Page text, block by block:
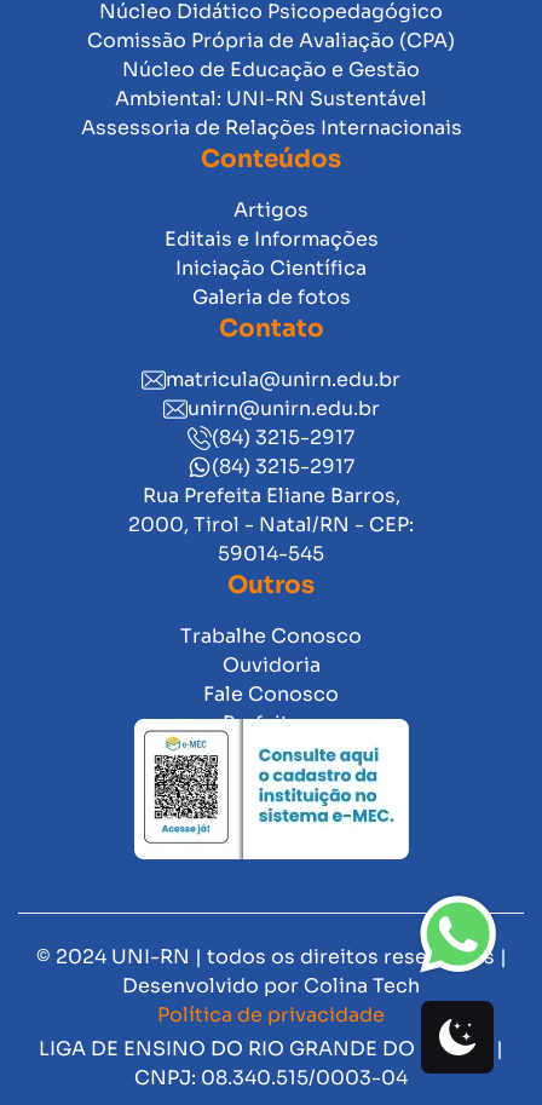
Núcleo Didático Psicopedagógico
Comissão Própria de Avaliação (CPA)
Núcleo de Educação e Gestão
Ambiental: UNI-RN Sustentável
Assessoria de Relações Internacionais
Conteúdos
Artigos
Editais e Informações
Iniciação Científica
Galeria de fotos
Contato
matricula@unirn.edu.br
unirn@unirn.edu.br
(84) 3215-2917
(84) 3215-2917
Rua Prefeita Eliane Barros,
2000, Tirol - Natal/RN - CEP:
59014-545
Outros
Trabalhe Conosco
Ouvidoria
Fale Conosco
Prefeitura
© 2024 UNI-RN | todos os direitos reservados |
Desenvolvido por Colina Tech
Política de privacidade
LIGA DE ENSINO DO RIO GRANDE DO NORTE |
CNPJ: 08.340.515/0003-04